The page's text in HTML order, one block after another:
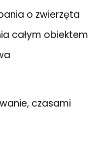
o zwierzęta
całym obiektem
czasami